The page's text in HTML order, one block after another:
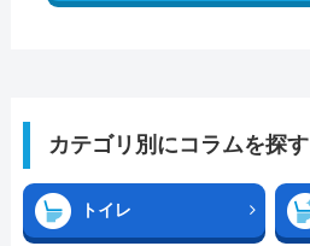
カテゴリ別にコラムを探す
トイレ